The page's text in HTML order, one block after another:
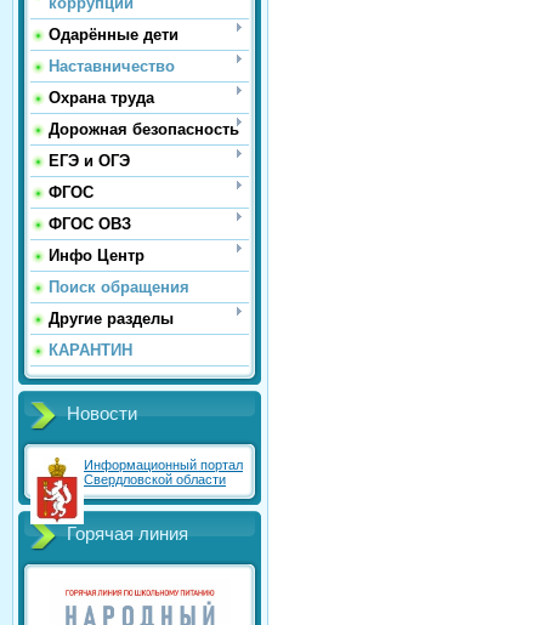
Одарённые дети
Наставничество
Охрана труда
Дорожная безопасность
ЕГЭ и ОГЭ
ФГОС
ФГОС ОВЗ
Инфо Центр
Поиск обращения
Другие разделы
КАРАНТИН
Новости
Информационный портал
Свердловской области
Горячая линия